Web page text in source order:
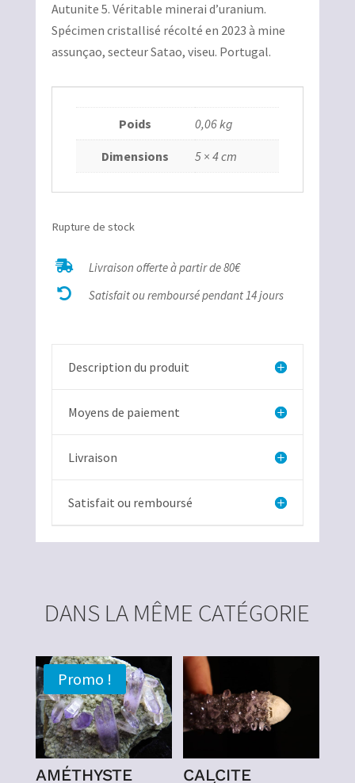
Autunite 5. Véritable minerai d’uranium.
Spécimen cristallisé récolté en 2023 à mine
assunçao, secteur Satao, viseu. Portugal.
Poids 0,06 kg
Dimensions 5 × 4 cm
Rupture de stock
 Livraison offerte à partir de 80€
 Satisfait ou remboursé pendant 14 jours
Description du produit
Moyens de paiement
Livraison
Satisfait ou remboursé
DANS LA MÊME CATÉGORIE
Promo !
AMÉTHYSTE
CALCITE